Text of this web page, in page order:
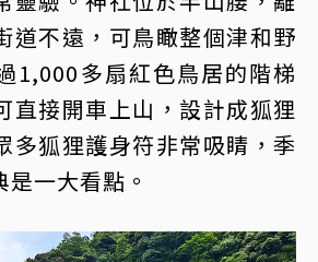
道不遠，可鳥瞰整個津和野
1,000多扇紅色鳥居的階梯
直接開車上山，設計成狐狸
多狐狸護身符非常吸睛，季
一大看點。